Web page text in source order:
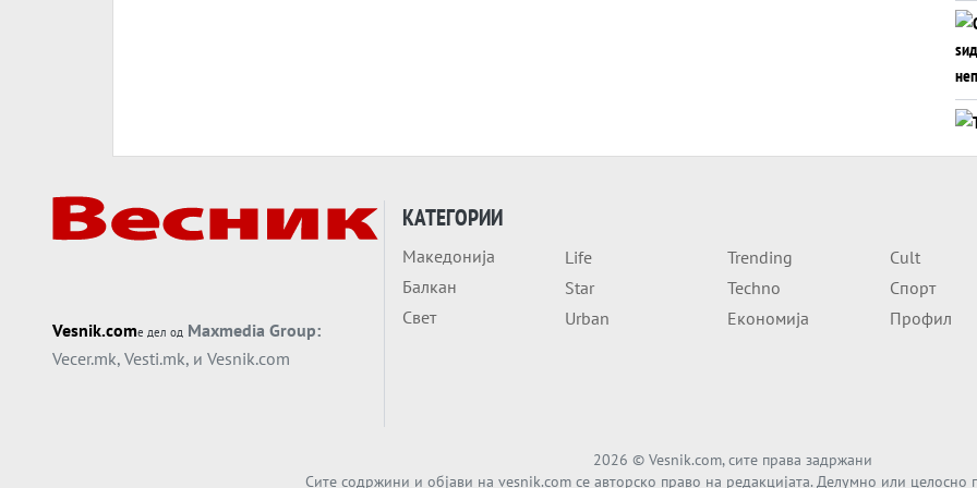
Vesnik.comе дел од Maxmedia Group:
Vecer.mk, Vesti.mk, и Vesnik.com
КАТЕГОРИИ
Македонија
Балкан
Свет
Life
Star
Urban
Trending
Techno
Економија
Cult
Спорт
Профил
2026 © Vesnik.com, сите права задржани
Сите содржини и објави на vesnik.com се авторско право на редакцијата. Делумно или целосно